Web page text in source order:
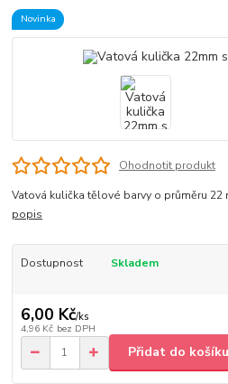
Novinka
Ohodnotit produkt
Vatová kulička tělové barvy o průměru
popis
Dostupnost Skladem
6,00 Kč/ks
4,96 Kč bez DPH
Přidat do košíku